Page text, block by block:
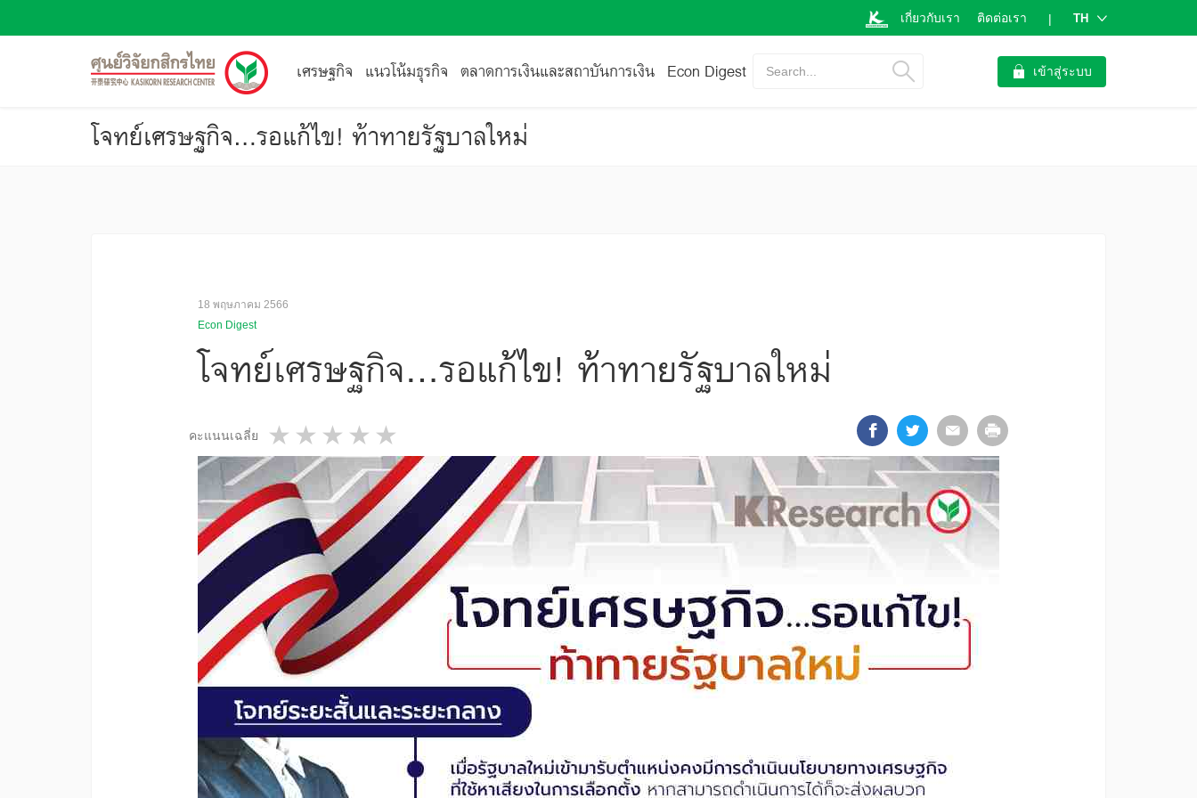
เกี่ยวกับเรา ติดต่อเรา | TH
เศรษฐกิจ แนวโน้มธุรกิจ ตลาดการเงินและสถาบันการเงิน Econ Digest Search... เข้าสู่ระบบ
โจทย์เศรษฐกิจ…รอแก้ไข! ท้าทายรัฐบาลใหม่
18 พฤษภาคม 2566
Econ Digest
โจทย์เศรษฐกิจ…รอแก้ไข! ท้าทายรัฐบาลใหม่
คะแนนเฉลี่ย 4 stars
3 stars
2 stars
1 star